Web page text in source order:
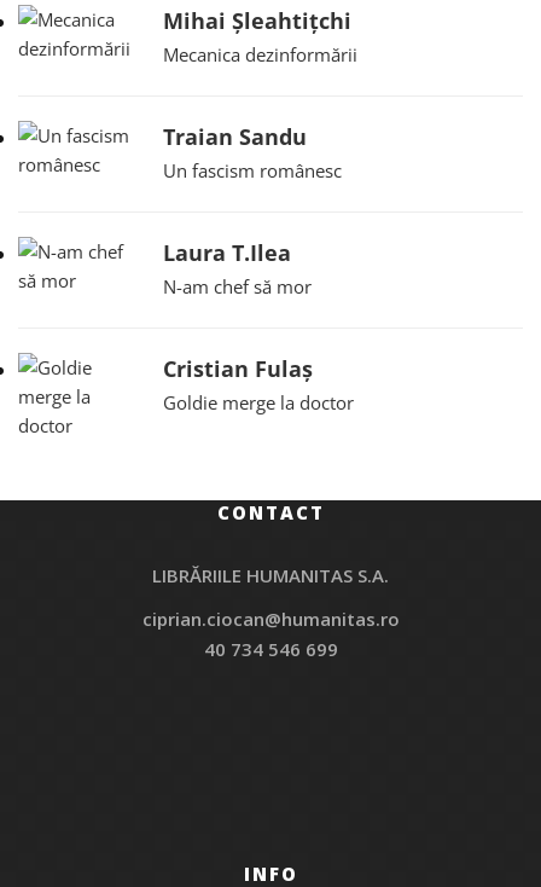
Mihai Șleahtițchi
Mecanica dezinformării
Traian Sandu
Un fascism românesc
Laura T.Ilea
N-am chef să mor
Cristian Fulaș
Goldie merge la doctor
CONTACT
LIBRĂRIILE HUMANITAS S.A.
ciprian.ciocan@humanitas.ro
40 734 546 699
INFO